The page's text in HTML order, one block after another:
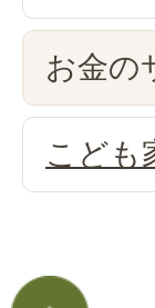
お金の
こども